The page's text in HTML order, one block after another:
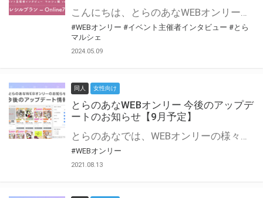
こんにちは、とらのあなWEBオンリー運営スタッフです。 新たにお届けする、イベント主催者インタビュー-マルシェ編-は、 とらのあなWEBオンリー「マルシェ」をご利用した主催様に 「マルシェ」を使って開催した感想や心がけをお聞きする企画です。 今回は、WEBオンリー開催7回目迎えた「マレシルプラン – Online7 –」より、 主催の玉川うた様にお話を伺いました。 ▼マレシルプランのインタビュー前回記事 「イベント主催者インタビュー vol.6」はこちら 協力：玉川うた様（マレシルプラン実行委員会 代表）／イベント公式Twitter（@mallesil_plan） とらのあなWEBオンリー「マルシェ」とは？ WEBオンリーでリアルタイムでコミュニケーションがとれるオンライン会場です。
#WEBオンリー #イベント主催者インタビュー #とら
マルシェ
2024.05.09
同人 女性向け
とらのあなWEBオンリー 今後のアップデ
ートのお知らせ【9月予定】
とらのあなでは、WEBオンリーの様々な支援を実施しています。 今回は2021年9月に実装を予定しているアップデート情報についてご紹介いたします。 とらのあなWEBオンリーサイトはこちら
#WEBオンリー
2021.08.13